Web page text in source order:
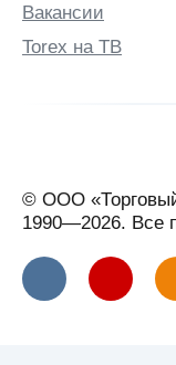
Великие
Луки
Верхняя
Видное
Вакансии
Torex на ТВ
© ООО
1990—2026. Все